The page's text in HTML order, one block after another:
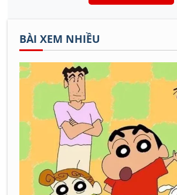
BÀI XEM NHIỀU